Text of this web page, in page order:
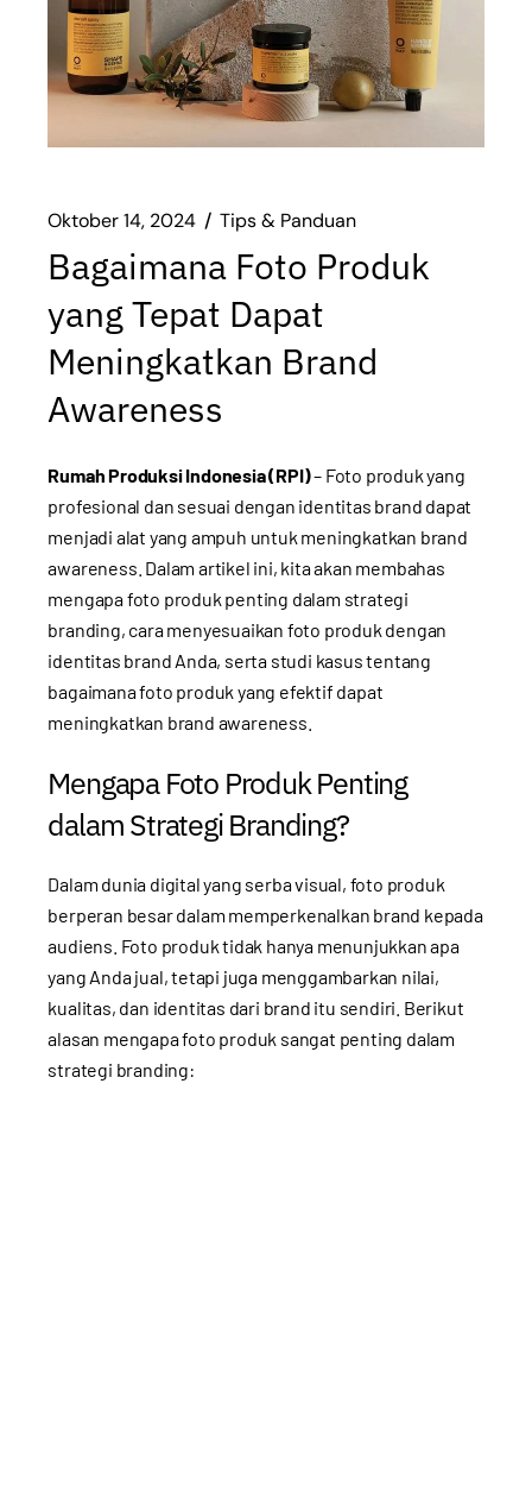
Oktober 14, 2024 Tips & Panduan
Bagaimana Foto Produk
yang Tepat Dapat
Meningkatkan Brand
Awareness
Rumah Produksi Indonesia (RPI)– Foto produk yang
profesional dan sesuai dengan identitas brand dapat
menjadi alat yang ampuh untuk meningkatkan brand
awareness. Dalam artikel ini, kita akan membahas
mengapa foto produk penting dalam strategi
branding, cara menyesuaikan foto produk dengan
identitas brand Anda, serta studi kasus tentang
bagaimana foto produk yang efektif dapat
meningkatkan brand awareness.
Mengapa Foto Produk Penting
dalam Strategi Branding?
Dalam dunia digital yang serba visual, foto produk
berperan besar dalam memperkenalkan brand kepada
audiens. Foto produk tidak hanya menunjukkan apa
yang Anda jual, tetapi juga menggambarkan nilai,
kualitas, dan identitas dari brand itu sendiri. Berikut
alasan mengapa foto produk sangat penting dalam
strategi branding: